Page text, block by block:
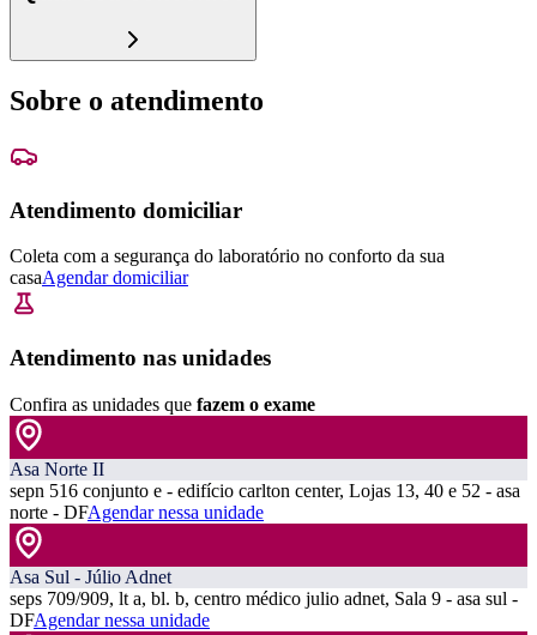
Sobre o atendimento
Atendimento domiciliar
Coleta com a segurança do laboratório no conforto da sua
casaAgendar domiciliar
Atendimento nas unidades
Confira as unidades que fazem o exame
Asa Norte II
sepn 516 conjunto e - edifício carlton center, Lojas 13, 40 e 52 - asa
norte - DFAgendar nessa unidade
Asa Sul - Júlio Adnet
seps 709/909, lt a, bl. b, centro médico julio adnet, Sala 9 - asa sul -
DFAgendar nessa unidade